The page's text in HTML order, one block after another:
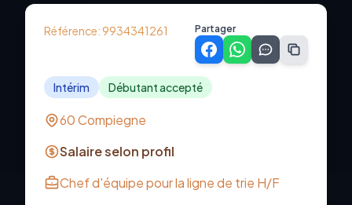
Référence: 9934341261 Partager
Intérim Débutant accepté
60 Compiegne
Salaire selon profil
Chef d'équipe pour la ligne de trie H/F